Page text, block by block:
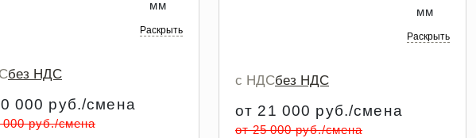
мм
Раскрыть
без НДС
000 руб./смена
000 руб./смена
мм
Раскрыть
с НДСбез НДС
от 21 000 руб./смена
от 25 000 руб./смена